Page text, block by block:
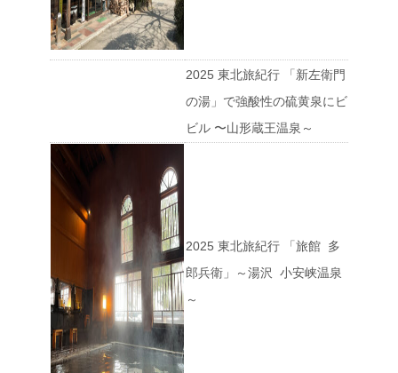
2025 東北旅紀行 「新左衛門
の湯」で強酸性の硫黄泉にビ
ビル 〜山形蔵王温泉～
2025 東北旅紀行 「旅館 多
郎兵衛」～湯沢 小安峡温泉
～